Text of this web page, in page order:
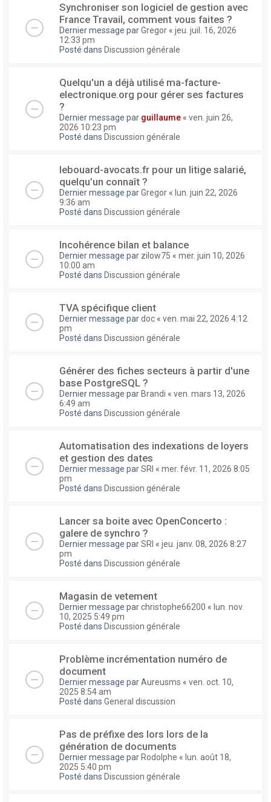
Synchroniser son logiciel de gestion avec
France Travail, comment vous faites ?
Dernier message parGregor « jeu. juil. 16, 2026
12:33 pm
Posté dans Discussion générale
Quelqu'un a déjà utilisé ma-facture-
electronique.org pour gérer ses factures
?
Dernier message par guillaume « ven. juin 26,
2026 10:23 pm
Posté dans Discussion générale
lebouard-avocats.fr pour un litige salarié,
quelqu’un connaît ?
Dernier message parGregor « lun. juin 22, 2026
9:36 am
Posté dans Discussion générale
Incohérence bilan et balance
Dernier message par zilow75 « mer. juin 10, 2026
10:00 am
Posté dans Discussion générale
TVA spécifique client
Dernier message pardoc « ven. mai 22, 2026 4:12
pm
Posté dans Discussion générale
Générer des fiches secteurs à partir d'une
base PostgreSQL ?
Dernier message par Brandi « ven. mars 13, 2026
6:49 am
Posté dans Discussion générale
Automatisation des indexations de loyers
et gestion des dates
Dernier message parSRI « mer. févr. 11, 2026 8:05
pm
Posté dans Discussion générale
Lancer sa boite avec OpenConcerto :
galere de synchro ?
Dernier message parSRI « jeu. janv. 08, 2026 8:27
pm
Posté dans Discussion générale
Magasin de vetement
Dernier message parchristophe66200 « lun. nov.
10, 2025 5:49 pm
Posté dans Discussion générale
Problème incrémentation numéro de
document
Dernier message parAureusms « ven. oct. 10,
2025 8:54 am
Posté dans General discussion
Pas de préfixe des lors lors de la
génération de documents
Dernier message par Rodolphe « lun. août 18,
2025 5:40 pm
Posté dans Discussion générale